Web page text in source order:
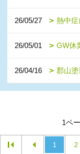
26/05/27 熱中症
26/05/01 GW休
26/04/16 郡山
1ペ
1 2